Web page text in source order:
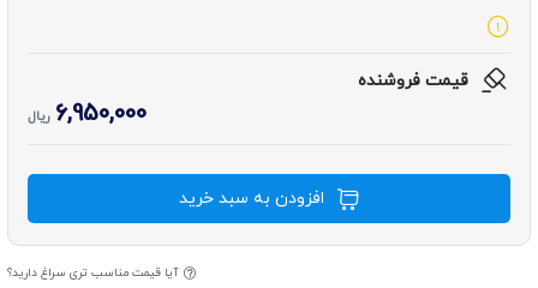
قیمت فروشنده
6,950,000 ریال
افزودن به سبد خرید
آیا قیمت مناسب تری سراغ دارید؟